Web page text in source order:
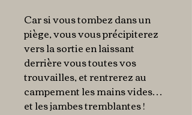
Car si vous tombez dans un
piège, vous vous précipiterez
vers la sortie en laissant
derrière vous toutes vos
trouvailles, et rentrerez au
campement les mains vides…
et les jambes tremblantes !